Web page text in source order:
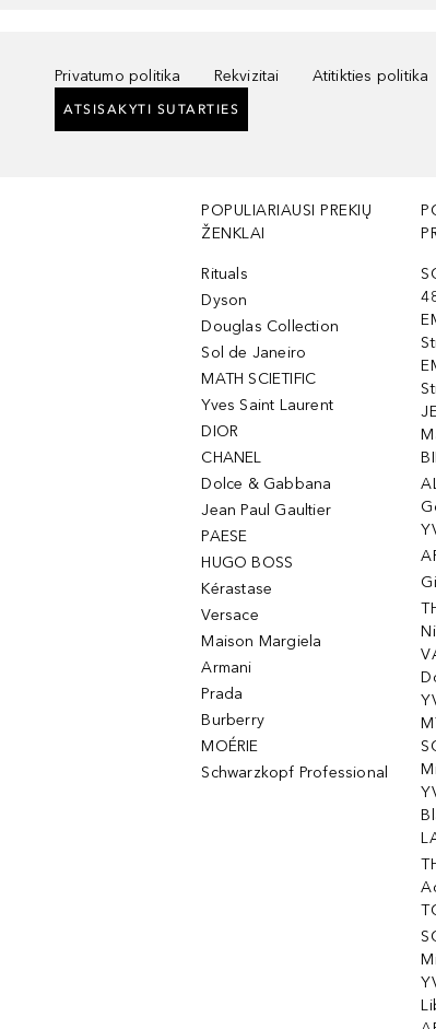
Privatumo politika Rekvizitai Atitikties politika
ATSISAKYTI SUTARTIES
POPULIARIAUSI PREKIŲ
ŽENKLAI
Rituals
Dyson
Douglas Collection
Sol de Janeiro
MATH SCIETIFIC
Yves Saint Laurent
DIOR
CHANEL
Dolce & Gabbana
Jean Paul Gaultier
PAESE
HUGO BOSS
Kérastase
Versace
Maison Margiela
Armani
Prada
Burberry
MOÉRIE
Schwarzkopf Professional